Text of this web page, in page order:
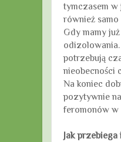
tymczasem w
również
Gdy mamy
potrzebują
nieobecności
Na koniec
pozytywnie
feromonów w
Jak